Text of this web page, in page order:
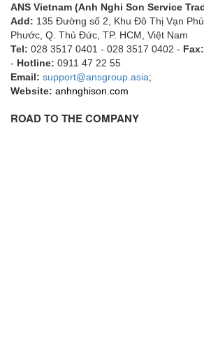
Francia Srl Vietnam
Francis Vietnam
FRANKE
Freezemod
ANS Vietnam (Anh Nghi Son Service
Add: 135 Đường số 2, Khu Đô Thị Vạn
Phước, Q. Thủ Đức, TP. HCM , Việt Nam
Tel: 028 3517 0401 - 028 3517 0402 - Fax:
- Hotline: 0911 47 22 55
Email: support@ansgroup.asia;
Website: anhnghison.com
ROAD TO THE COMPANY